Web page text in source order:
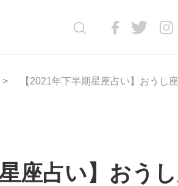
【2021年下半期星座占い】おうし
星座占い】おう